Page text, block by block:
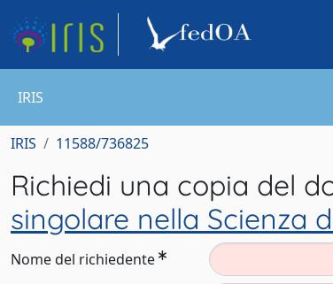
IRIS
IRIS 11588/736825
Richiedi una copia del
singolare nella Scienza
Nome del richiedente